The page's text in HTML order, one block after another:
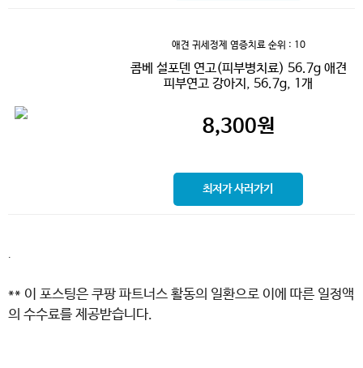
애견 귀세정제 염증치료순위 : 10
콤베 설포덴 연고(피부병치료) 56.7g 애견
피부연고 강아지, 56.7g, 1개
8,300원
최저가 사러가기
.
** 이 포스팅은 쿠팡 파트너스 활동의 일환으로 이에 따른 일정액
의 수수료를 제공받습니다.